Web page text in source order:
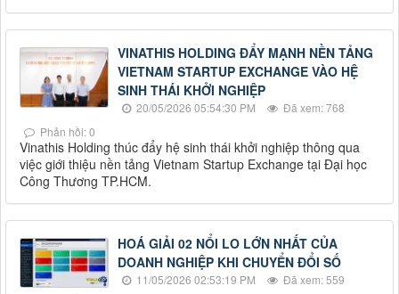
VINATHIS HOLDING ĐẨY MẠNH NỀN TẢNG
VIETNAM STARTUP EXCHANGE VÀO HỆ
SINH THÁI KHỞI NGHIỆP
20/05/2026 05:54:30 PM
Đã xem: 768
Phản hồi: 0
Vinathis Holding thúc đẩy hệ sinh thái khởi nghiệp thông qua
việc giới thiệu nền tảng Vietnam Startup Exchange tại Đại học
Công Thương TP.HCM.
HOÁ GIẢI 02 NỔI LO LỚN NHẤT CỦA
DOANH NGHIỆP KHI CHUYỂN ĐỔI SỐ
11/05/2026 02:53:19 PM
Đã xem: 559